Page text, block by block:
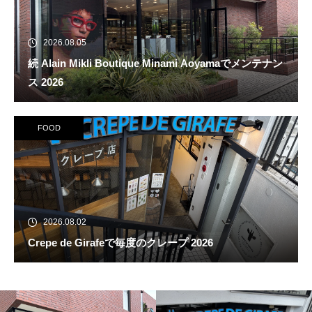
2026.08.05
続 Alain Mikli Boutique Minami Aoyamaでメンテナン
ス 2026
FOOD
2026.08.02
Crepe de Girafeで毎度のクレープ 2026